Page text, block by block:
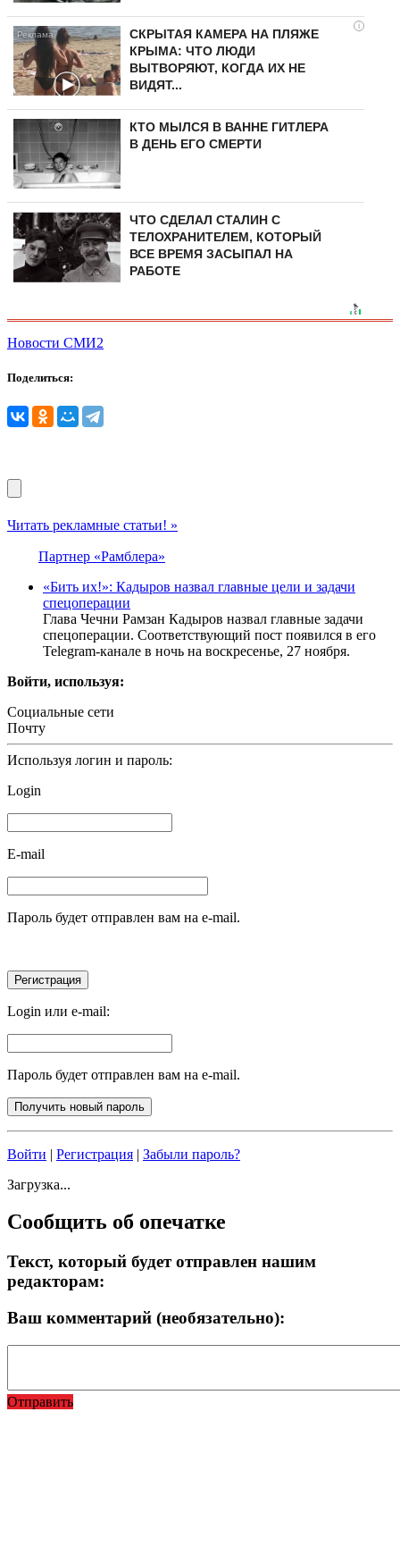
i
СКРЫТАЯ КАМЕРА НА ПЛЯЖЕ
КРЫМА: ЧТО ЛЮДИ
ВЫТВОРЯЮТ, КОГДА ИХ НЕ
ВИДЯТ...
КТО МЫЛСЯ В ВАННЕ ГИТЛЕРА
В ДЕНЬ ЕГО СМЕРТИ
ЧТО СДЕЛАЛ СТАЛИН С
ТЕЛОХРАНИТЕЛЕМ, КОТОРЫЙ
ВСЕ ВРЕМЯ ЗАСЫПАЛ НА
РАБОТЕ
Новости СМИ2
Поделиться:
Читать рекламные статьи! »
Партнер «Рамблера»
«Бить их!»: Кадыров назвал главные цели и задачи
спецоперации
Глава Чечни Рамзан Кадыров назвал главные задачи
спецоперации. Соответствующий пост появился в его
Telegram-канале в ночь на воскресенье, 27 ноября.
Войти, используя:
Социальные сети
Почту
Используя логин и пароль:
Login
E-mail
Пароль будет отправлен вам на e-mail.
Login или e-mail:
Пароль будет отправлен вам на e-mail.
Войти | Регистрация | Забыли пароль?
Загрузка...
Сообщить об опечатке
Текст, который будет отправлен нашим
редакторам:
Ваш комментарий (необязательно):
Отправить